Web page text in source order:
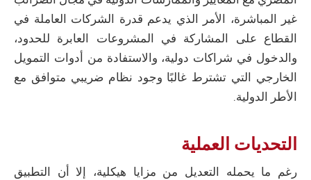
غير المباشرة، الأمر الذي يدعم قدرة الشركات العاملة في
القطاع على المشاركة في المشروعات العابرة للحدود،
والدخول في شراكات دولية، والاستفادة من أدوات التمويل
الخارجي التي تشترط غالبًا وجود نظام ضريبي متوافق مع
الأطر الدولية.
التحديات العملية
رغم ما يحمله التعديل من مزايا هيكلية، إلا أن التطبيق